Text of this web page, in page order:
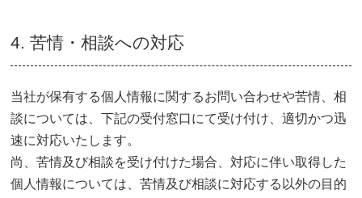
4. 苦情・相談への対応
当社が保有する個人情報に関するお問い合わせや苦情、相
談については、下記の受付窓口にて受け付け、適切かつ迅
速に対応いたします。
尚、苦情及び相談を受け付けた場合、対応に伴い取得した
個人情報については、苦情及び相談に対応する以外の目的